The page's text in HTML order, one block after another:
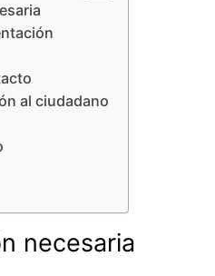
al ciudadano
necesaria